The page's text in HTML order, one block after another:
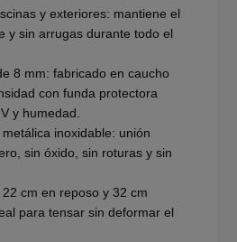
y exteriores: mantiene el
y sin arrugas durante todo el
8 mm: fabricado en caucho
con funda protectora
y humedad.
inoxidable: unión
sin óxido, sin roturas y sin
cm en reposo y 32 cm
para tensar sin deformar el